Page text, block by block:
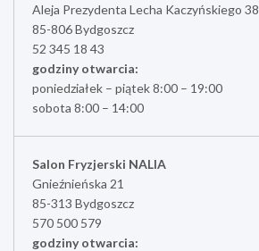
Aleja Prezydenta Lecha Kaczyńskiego 38
85-806 Bydgoszcz
52 345 18 43
godziny otwarcia:
poniedziałek – piątek 8:00 – 19:00
sobota 8:00 – 14:00
Salon Fryzjerski NALIA
Gnieźnieńska 21
85-313 Bydgoszcz
570 500 579
godziny otwarcia: